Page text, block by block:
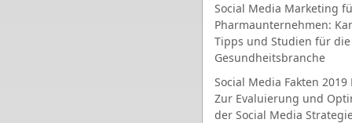
Social Media Marketing
Pharmaunternehmen:
Tipps und Studien für die
Gesundheitsbranche
Social Media Fakten 2019
Zur Evaluierung und
der Social Media